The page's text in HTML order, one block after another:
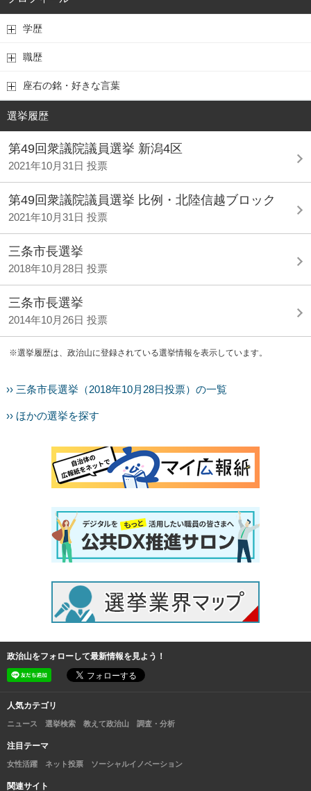
学歴
職歴
座右の銘・好きな言葉
選挙履歴
第49回衆議院議員選挙 新潟4区
2021年10月31日 投票
第49回衆議院議員選挙 比例・北陸信越ブロック
2021年10月31日 投票
三条市長選挙
2018年10月28日 投票
三条市長選挙
2014年10月26日 投票
※選挙履歴は、政治山に登録されている選挙情報を表示しています。
›› 三条市長選挙（2018年10月28日投票）の一覧
›› ほかの選挙を探す
政治山をフォローして最新情報を見よう！
人気カテゴリ
ニュース 選挙検索 教えて政治山 調査・分析
注目テーマ
女性活躍 ネット投票 ソーシャルイノベーション
関連サイト